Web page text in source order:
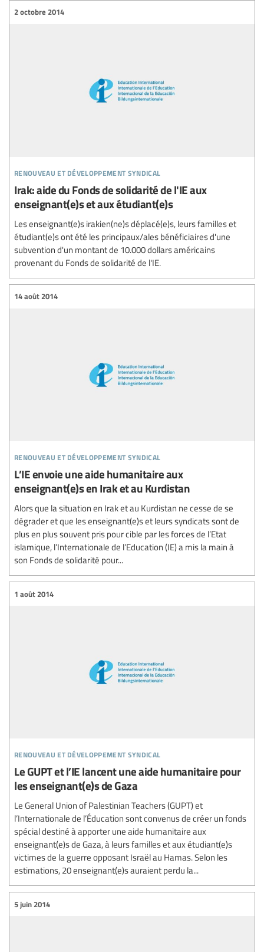
renouveau et développement syndical
2 octobre 2014
Irak: aide du Fonds de solidarité de l'IE aux
enseignant(e)s et aux étudiant(e)s
Les enseignant(e)s irakien(ne)s déplacé(e)s, leurs familles et
étudiant(e)s ont été les principaux/ales bénéficiaires d'une
subvention d'un montant de 10.000 dollars américains
provenant du Fonds de solidarité de l'IE.
renouveau et développement syndical
14 août 2014
L’IE envoie une aide humanitaire aux
enseignant(e)s en Irak et au Kurdistan
Alors que la situation en Irak et au Kurdistan ne cesse de se
dégrader et que les enseignant(e)s et leurs syndicats sont de
plus en plus souvent pris pour cible par les forces de l’Etat
islamique, l’Internationale de l’Education (IE) a mis la main à
son Fonds de solidarité pour...
renouveau et développement syndical
1 août 2014
Le GUPT et l’IE lancent une aide humanitaire pour
les enseignant(e)s de Gaza
Le General Union of Palestinian Teachers (GUPT) et
l’Internationale de l’Éducation sont convenus de créer un fonds
spécial destiné à apporter une aide humanitaire aux
enseignant(e)s de Gaza, à leurs familles et aux étudiant(e)s
victimes de la guerre opposant Israël au Hamas. Selon les
estimations, 20 enseignant(e)s auraient perdu la...
5 juin 2014